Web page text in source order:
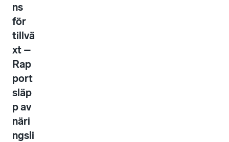
ns
för
tillvä
xt –
Rap
port
släp
p av
näri
ngsli